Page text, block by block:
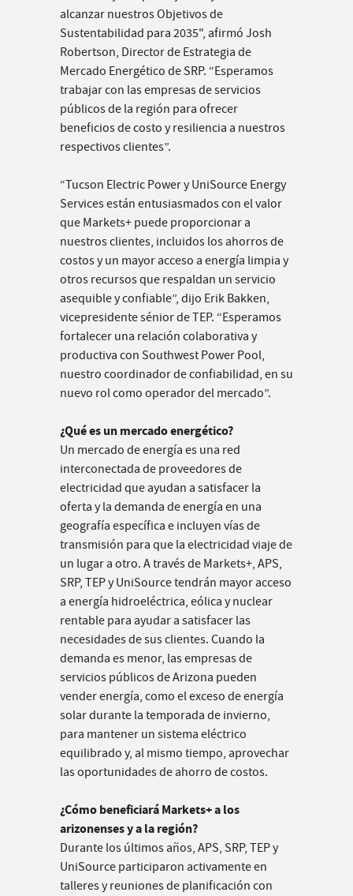
alcanzar nuestros Objetivos de
Sustentabilidad para 2035", afirmó Josh
Robertson, Director de Estrategia de
Mercado Energético de SRP. “Esperamos
trabajar con las empresas de servicios
públicos de la región para ofrecer
beneficios de costo y resiliencia a nuestros
respectivos clientes”.
“Tucson Electric Power y UniSource Energy
Services están entusiasmados con el valor
que Markets+ puede proporcionar a
nuestros clientes, incluidos los ahorros de
costos y un mayor acceso a energía limpia y
otros recursos que respaldan un servicio
asequible y confiable”, dijo Erik Bakken,
vicepresidente sénior de TEP. “Esperamos
fortalecer una relación colaborativa y
productiva con Southwest Power Pool,
nuestro coordinador de confiabilidad, en su
nuevo rol como operador del mercado”.
¿Qué es un mercado energético?
Un mercado de energía es una red
interconectada de proveedores de
electricidad que ayudan a satisfacer la
oferta y la demanda de energía en una
geografía específica e incluyen vías de
transmisión para que la electricidad viaje de
un lugar a otro. A través de Markets+, APS,
SRP, TEP y UniSource tendrán mayor acceso
a energía hidroeléctrica, eólica y nuclear
rentable para ayudar a satisfacer las
necesidades de sus clientes. Cuando la
demanda es menor, las empresas de
servicios públicos de Arizona pueden
vender energía, como el exceso de energía
solar durante la temporada de invierno,
para mantener un sistema eléctrico
equilibrado y, al mismo tiempo, aprovechar
las oportunidades de ahorro de costos.
¿Cómo beneficiará Markets+ a los
arizonenses y a la región?
Durante los últimos años, APS, SRP, TEP y
UniSource participaron activamente en
talleres y reuniones de planificación con